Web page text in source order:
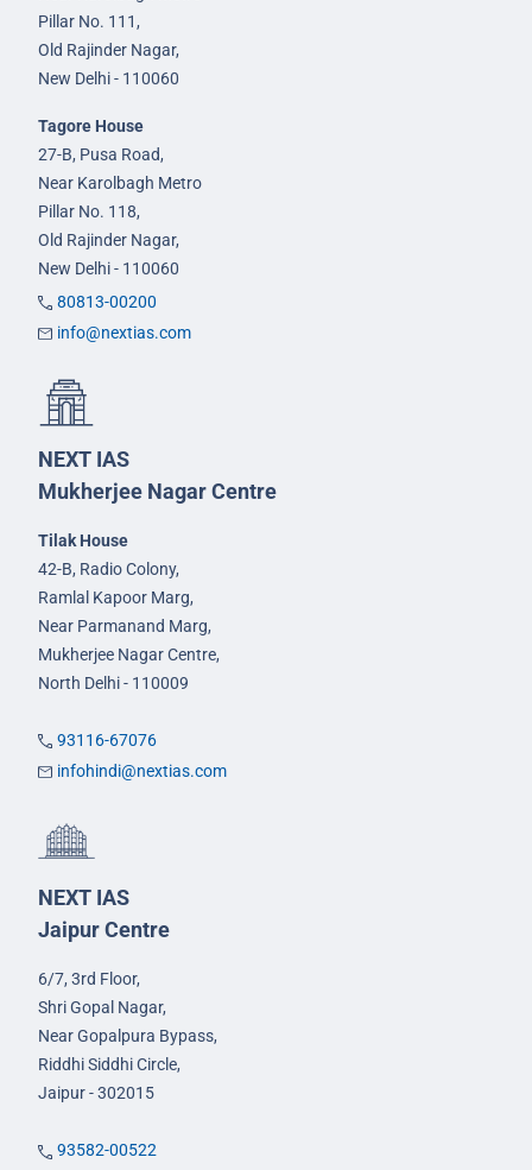
Pillar No. 111,
Old Rajinder Nagar,
New Delhi - 110060
Tagore House
27-B, Pusa Road,
Near Karolbagh Metro
Pillar No. 118,
Old Rajinder Nagar,
New Delhi - 110060
80813-00200
info@nextias.com
NEXT IAS
Mukherjee Nagar Centre
Tilak House
42-B, Radio Colony,
Ramlal Kapoor Marg,
Near Parmanand Marg,
Mukherjee Nagar Centre,
North Delhi - 110009
93116-67076
infohindi@nextias.com
NEXT IAS
Jaipur Centre
6/7, 3rd Floor,
Shri Gopal Nagar,
Near Gopalpura Bypass,
Riddhi Siddhi Circle,
Jaipur - 302015
93582-00522